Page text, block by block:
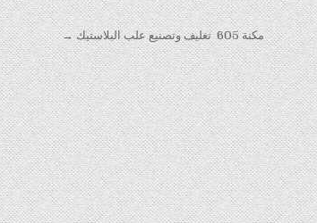
تصفّح
المقالات
مكنة 605 تغليف وتصنيع علب البلاستيك →